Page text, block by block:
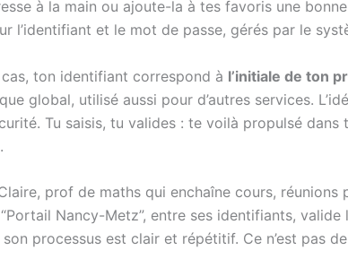
à la main ou ajoute-la à tes favoris une
l’identifiant et le mot de passe, gérés par le
ton identifiant correspond à l’initiale de ton
global, utilisé aussi pour d’autres services.
Tu saisis, tu valides : te voilà propulsé
prof de maths qui enchaîne cours,
Nancy-Metz”, entre ses identifiants,
processus est clair et répétitif. Ce n’est pas